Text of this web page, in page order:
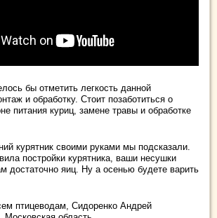
бы отметить легкость данной
и обработку. Стоит позаботиться о
питания куриц, замене травы и обработке
курятник своими руками мы подсказали.
постройки курятника, ваши несушки
достаточно яиц. Ну а осенью будете варить
птицеводам, Сидоренко Андрей